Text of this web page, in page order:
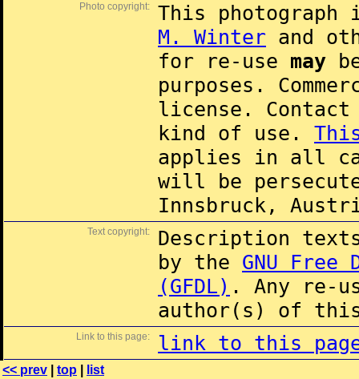
Photo copyright:
This
M. Winter and
for re-use may
purposes.
license.
kind of use.
applies in all
will be
Innsbruck,
Text copyright:
Description
by the GNU Free
(GFDL) . Any re-
author(s) of this
Link to this page: link to this
<< prev top list